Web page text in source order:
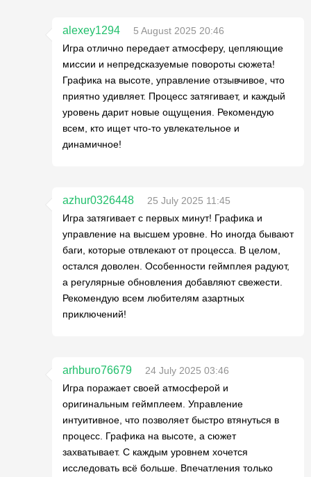
alexey1294
5 August 2025 20:46
Игра отлично передает атмосферу, цепляющие
миссии и непредсказуемые повороты сюжета!
Графика на высоте, управление отзывчивое, что
приятно удивляет. Процесс затягивает, и каждый
уровень дарит новые ощущения. Рекомендую
всем, кто ищет что-то увлекательное и
динамичное!
azhur0326448
25 July 2025 11:45
Игра затягивает с первых минут! Графика и
управление на высшем уровне. Но иногда бывают
баги, которые отвлекают от процесса. В целом,
остался доволен. Особенности геймплея радуют,
а регулярные обновления добавляют свежести.
Рекомендую всем любителям азартных
приключений!
arhburo76679
24 July 2025 03:46
Игра поражает своей атмосферой и
оригинальным геймплеем. Управление
интуитивное, что позволяет быстро втянуться в
процесс. Графика на высоте, а сюжет
захватывает. С каждым уровнем хочется
исследовать всё больше. Впечатления только